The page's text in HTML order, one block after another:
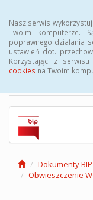
Nasz serwis
Twoim komputerze.
poprawnego działania
ustawień dot.
Korzystając z
cookies na Twoim
Biuletyn
Dokumenty BIP
Obwieszczenie